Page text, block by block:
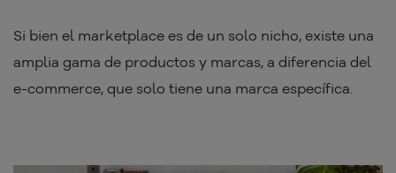
Si bien el marketplace es de un solo nicho, existe una
amplia gama de productos y marcas, a diferencia del
e-commerce, que solo tiene una marca específica.